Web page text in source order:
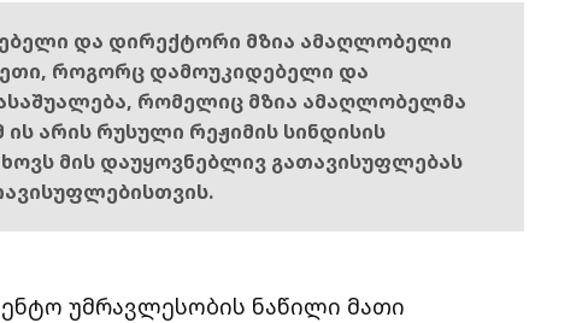
და დირექტორი მზია ამაღლობელი
როგორც დამოუკიდებელი და
რომელიც მზია ამაღლობელმა
არის რუსული რეჟიმის სინდისის
მის დაუყოვნებლივ გათავისუფლებას
უმრავლესობის ნაწილი მათი